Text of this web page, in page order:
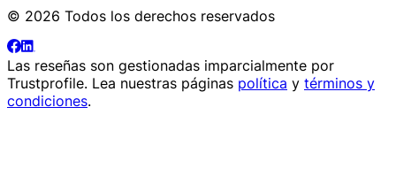
© 2026 Todos los derechos reservados
Las reseñas son gestionadas imparcialmente por
Trustprofile. Lea nuestras páginas política y términos y
condiciones.